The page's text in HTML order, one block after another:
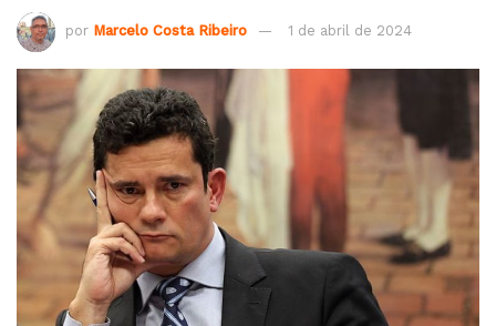
por Marcelo Costa Ribeiro 1 de abril de 2024